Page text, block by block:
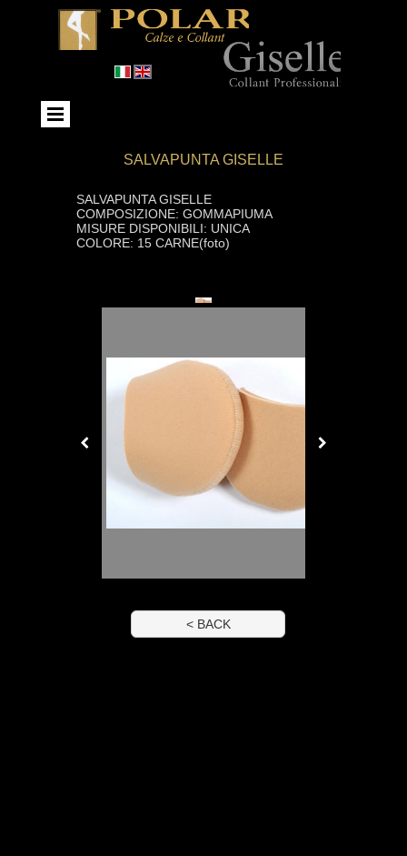
SALVAPUNTA GISELLE
COMPOSIZIONE: GOMMAPIUMA
MISURE DISPONIBILI: UNICA
COLORE: 15 CARNE(foto)
SALVAPUNTA GISELLE
< BACK